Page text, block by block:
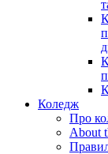
Коледж
Про
About